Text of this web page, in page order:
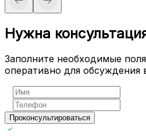
Нужна
Заполните необходимые
оперативно для обсуждения
Проконсультироваться